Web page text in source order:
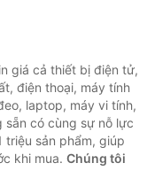
giá cả thiết bị điện tử,
điện thoại, máy tính
laptop, máy vi tính,
sẵn có cùng sự nỗ lực
sản phẩm, giúp
khi mua. Chúng tôi